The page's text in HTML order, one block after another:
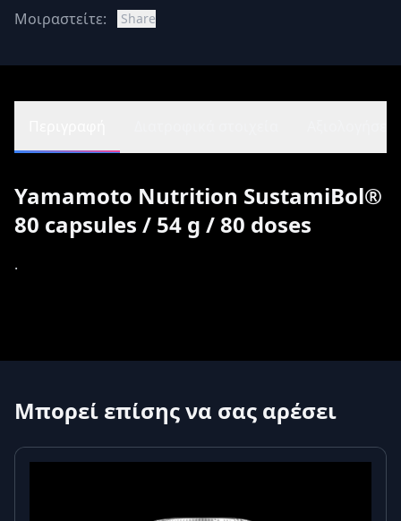
Μοιραστείτε: Share
Yamamoto Nutrition SustamiBol®
80 capsules / 54 g / 80 doses
.
Μπορεί επίσης να σας αρέσει